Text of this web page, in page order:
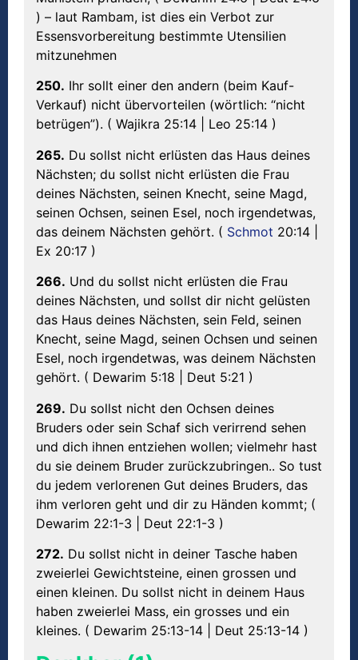
) – laut Rambam, ist dies ein Verbot zur
Essensvorbereitung bestimmte Utensilien
mitzunehmen
250. Ihr sollt einer den andern (beim Kauf-
Verkauf) nicht übervorteilen (wörtlich: “nicht
betrügen”). ( Wajikra 25:14 | Leo 25:14 )
265. Du sollst nicht erlüsten das Haus deines
Nächsten; du sollst nicht erlüsten die Frau
deines Nächsten, seinen Knecht, seine Magd,
seinen Ochsen, seinen Esel, noch irgendetwas,
das deinem Nächsten gehört. ( Schmot 20:14 |
Ex 20:17 )
266. Und du sollst nicht erlüsten die Frau
deines Nächsten, und sollst dir nicht gelüsten
das Haus deines Nächsten, sein Feld, seinen
Knecht, seine Magd, seinen Ochsen und seinen
Esel, noch irgendetwas, was deinem Nächsten
gehört. ( Dewarim 5:18 | Deut 5:21 )
269. Du sollst nicht den Ochsen deines
Bruders oder sein Schaf sich verirrend sehen
und dich ihnen entziehen wollen; vielmehr hast
du sie deinem Bruder zurückzubringen.. So tust
du jedem verlorenen Gut deines Bruders, das
ihm verloren geht und dir zu Händen kommt; (
Dewarim 22:1-3 | Deut 22:1-3 )
272. Du sollst nicht in deiner Tasche haben
zweierlei Gewichtsteine, einen grossen und
einen kleinen. Du sollst nicht in deinem Haus
haben zweierlei Mass, ein grosses und ein
kleines. ( Dewarim 25:13-14 | Deut 25:13-14 )